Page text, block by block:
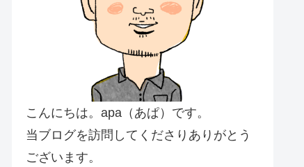
こんにちは。apa（あぱ）です。
当ブログを訪問してくださりありがとう
ございます。